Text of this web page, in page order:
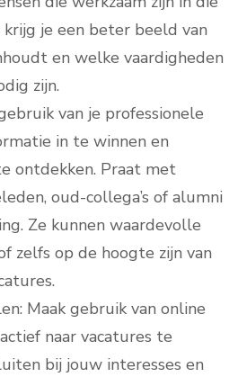
je een beter beeld van
en welke vaardigheden
zijn.
van je professionele
in te winnen en
ontdekken. Praat met
oud-collega’s of alumni
Ze kunnen waardevolle
zelfs op de hoogte zijn van
Maak gebruik van online
naar vacatures te
bij jouw interesses en